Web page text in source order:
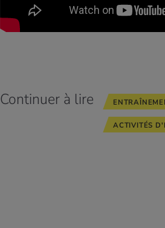
Continuer à lire
ACTIVITÉS